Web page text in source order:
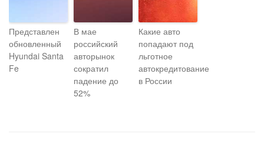
Представлен
обновленный
Hyundai Santa
Fe
В мае
российский
авторынок
сократил
падение до
52%
Какие авто
попадают под
льготное
автокредитование
в России